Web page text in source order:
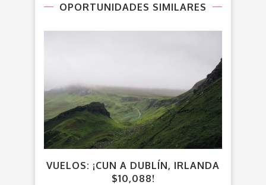
OPORTUNIDADES SIMILARES
VUELOS: ¡CUN A DUBLÍN, IRLANDA
$10,088!